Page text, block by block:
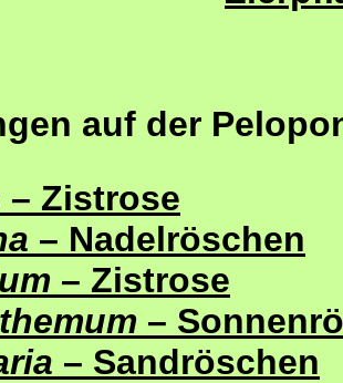
auf der
– Zistrose
– Nadelröschen
– Zistrose
–
– Sandröschen